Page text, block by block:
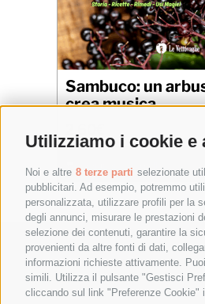
Utilizziamo i cookie e
Noi e altre 8 terze parti selezionate
pubblicitari. Ad esempio, potremmo
personalizzata, utilizzare profili per la
degli annunci, misurare le prestazioni
selezione dei contenuti, garantire la
provenienti da altre fonti di dati,
informazioni richieste attivamente.
simili. Utilizza il pulsante "Gestisci
cliccando sul link "Preferenze Cookie"
Sambuco: un
crea musica
Aggiungi al carrello